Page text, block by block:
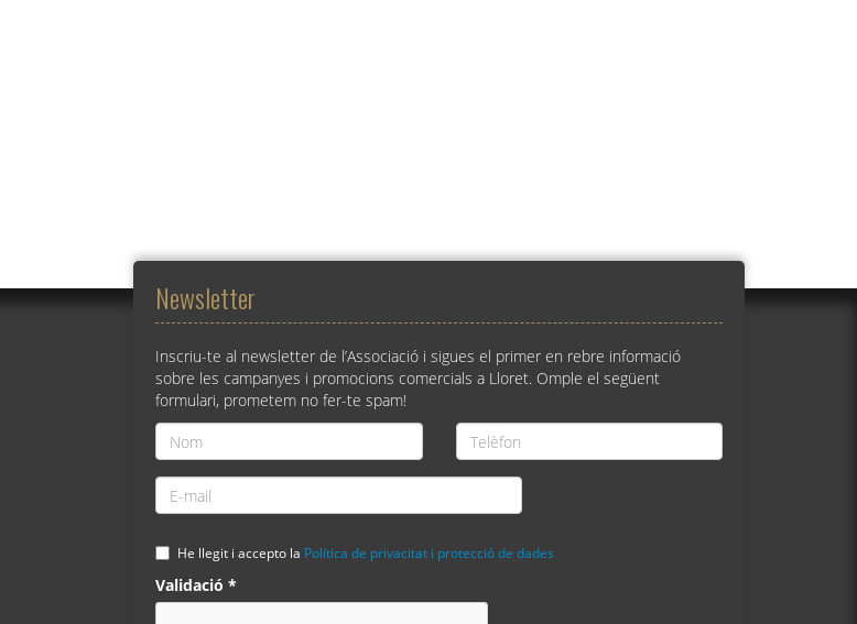
Newsletter
Inscriu-te al newsletter de l’Associació i sigues el primer en rebre informació
sobre les campanyes i promocions comercials a Lloret. Omple el següent
formulari, prometem no fer-te spam!
Nom
*
Telèfon
*
E-
mail
He llegit i accepto la Política de privacitat i protecció de dades
Validació *